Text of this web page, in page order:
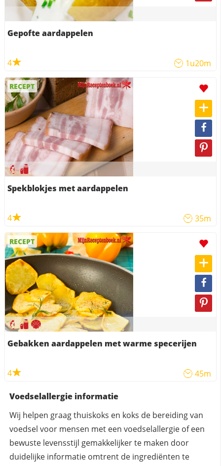
Gepofte aardappelen
4 1u20m
RECEPT
Spekblokjes met aardappelen
4 35m
RECEPT
Gebakken aardappelen met warme specerijen
4 45m
Voedselallergie informatie
Wij helpen graag thuiskoks en koks de bereiding van
voedsel voor mensen met een voedselallergie of een
bewuste levensstijl gemakkelijker te maken door
duidelijke informatie omtrent de ingrediënten te